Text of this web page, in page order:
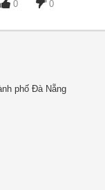
0
0
phố Đà Nẵng